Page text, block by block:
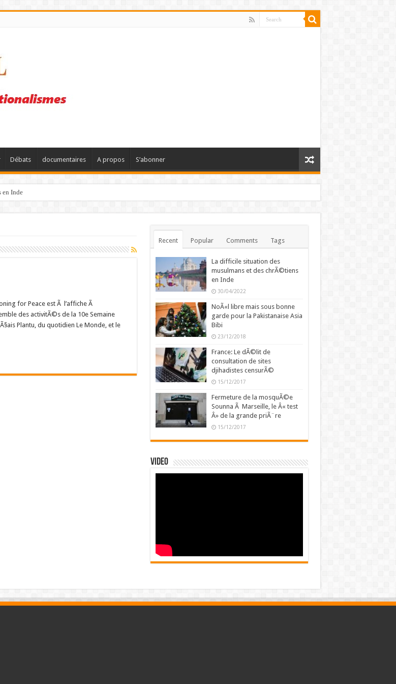
Débats documentaires A propos S’abonner
en Inde
for Peace est Ã l’affiche Ã
des activitÃ©s de la 10e Semaine
Plantu, du quotidien Le Monde, et le
Recent Popular Comments Tags
La difficile situation des
musulmans et des chrÃ©tiens
en Inde
30/04/2022
NoÃ«l libre mais sous bonne
garde pour la Pakistanaise Asia
Bibi
23/12/2018
France: Le dÃ©lit de
consultation de sites
djihadistes censurÃ©
15/12/2017
Fermeture de la mosquÃ©e
Sounna Ã Marseille, le Â« test
Â» de la grande priÃ¨re
15/12/2017
Video